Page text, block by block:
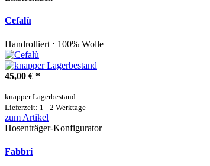
Cefalù
Handrolliert ⋅ 100% Wolle
45,00 € *
knapper Lagerbestand
Lieferzeit: 1 - 2 Werktage
zum Artikel
Hosenträger-Konfigurator
Fabbri